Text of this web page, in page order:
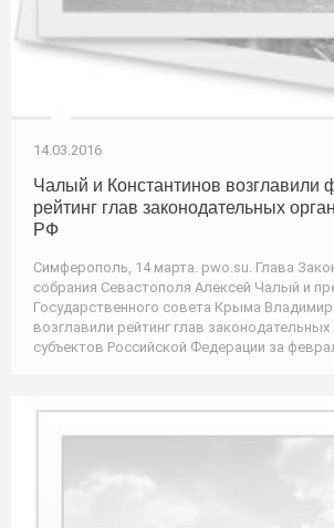
14.03.2016
Чалый и Константинов возглавили
рейтинг глав законодательных
РФ
Симферополь, 14 марта. pwo.su. Глава
собрания Севастополя Алексей Чалый и
Государственного совета Крыма
возглавили рейтинг глав законодательных
субъектов Российской Федерации за